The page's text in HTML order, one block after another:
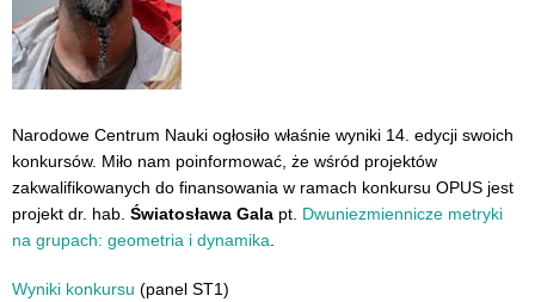
Narodowe Centrum Nauki ogłosiło właśnie wyniki 14. edycji swoich
konkursów. Miło nam poinformować, że wśród projektów
zakwalifikowanych do finansowania w ramach konkursu OPUS jest
projekt dr. hab. Światosława Gala pt. Dwuniezmiennicze metryki
na grupach: geometria i dynamika
Wyniki konkursu (panel ST1)